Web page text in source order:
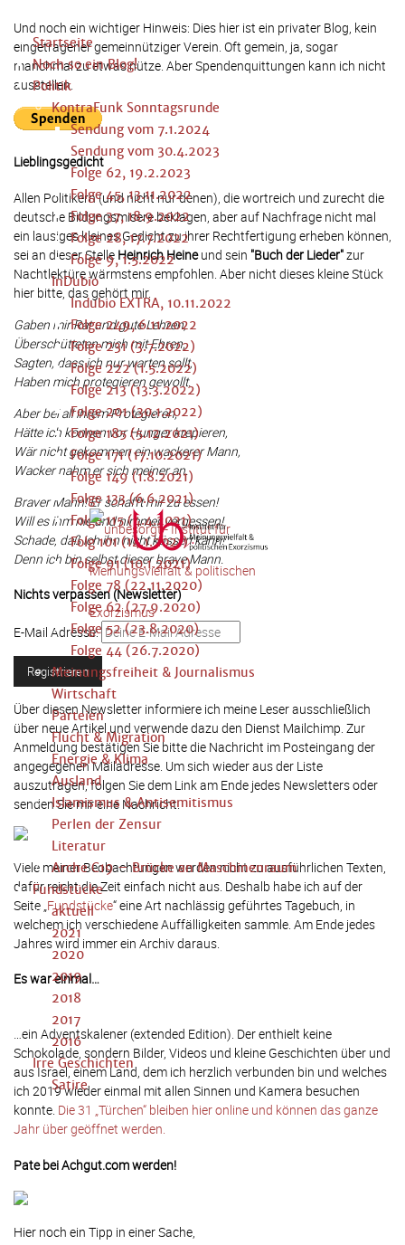
Startseite
Noch so ein Blog!
Politik
KontraFunk Sonntagsrunde
Sendung vom 7.1.2024
Sendung vom 30.4.2023
Folge 62, 19.2.2023
Folge 45, 13.11.2022
Folge 37, 18.9.2022
Folge 28, 17.7.2022
Folge 9, 1.5.2022
InDubio
Indubio EXTRA, 10.11.2022
Folge 249, 6.11.2022
Folge 231 (3.7.2022)
Folge 222 (1.5.2022)
Folge 213 (13.3.2022)
Folge 201 (30.1.2022)
Folge 185 (5.12.2021)
Folge 171 (17.10.2021)
Folge 149 (1.8.2021)
Folge 133 (6.6.2021)
Folge 115 (4.4.2021)
Folg 101 (14.1.2021)
Folge 91 (10.1.2021)
Folge 78 (22.11.2020)
Folge 62 (27.9.2020)
Folge 52 (23.8.2020)
Folge 44 (26.7.2020)
Meinungsfreiheit & Journalismus
Wirtschaft
Parteien
Flucht & Migration
Energie & Klima
Ausland
Islamismus & Antisemitismus
Perlen der Zensur
Literatur
Arche C19 – Brücke an Maschinenraum
Fundstücke
aktuell
2021
2020
2019
2018
2017
2016
Irre Geschichten
Satire
Und noch ein wichtiger Hinweis: Dies hier ist ein privater Blog, kein
eingetragener gemeinnütziger Verein. Oft gemein, ja, sogar
manchmal zu etwas nütze. Aber Spendenquittungen kann ich nicht
ausstellen.
Lieblingsgedicht
Allen Politikern (und nicht nur denen), die wortreich und zurecht die
deutsche Bildungsmisere beklagen, aber auf Nachfrage nicht mal
ein lausiges kleines Gedicht zu ihrer Rechtfertigung erheben können,
sei an dieser Stelle Heinrich Heineund sein "Buch der Lieder"zur
Nachtlektüre wärmstens empfohlen. Aber nicht dieses kleine Stück
hier bitte, das gehört mir.
Gaben mir Rat und gute Lehren,
Überschütteten mich mit Ehren,
Sagten, dass ich nur warten sollt,
Haben mich protegieren gewollt.
Aber bei all ihrem Protegieren,
Hätte ich können vor Hunger krepieren,
Wär nicht gekommen ein wackerer Mann,
Wacker nahm er sich meiner an.
Braver Mann! Er schafft mir zu essen!
Will es ihm nie und nimmer vergessen!
Schade, daß ich ihn nicht küssen kann!
Denn ich bin selbst dieser brave Mann.
Nichts verpassen (Newsletter)
E-Mail Adresse:
Über diesen Newsletter informiere ich meine Leser ausschließlich
über neue Artikel und verwende dazu den Dienst Mailchimp. Zur
Anmeldung bestätigen Sie bitte die Nachricht im Posteingang der
angegegenen Mailadresse. Um sich wieder aus der Liste
auszutragen, folgen Sie dem Link am Ende jedes Newsletters oder
senden Sie mir eine Nachricht.
Viele meiner Beobachtungen werden nicht zu ausführlichen Texten,
dafür reicht die Zeit einfach nicht aus. Deshalb habe ich auf der
Seite „Fundstücke“ eine Art nachlässig geführtes Tagebuch, in
welchem ich verschiedene Auffälligkeiten sammle. Am Ende jedes
Jahres wird immer ein Archiv daraus.
Es war einmal…
…ein Adventskalener (extended Edition). Der enthielt keine
Schokolade, sondern Bilder, Videos und kleine Geschichten über und
aus Israel, einem Land, dem ich herzlich verbunden bin und welches
ich 2019 wieder einmal mit allen Sinnen und Kamera besuchen
konnte. Die 31 „Türchen“ bleiben hier online und können das ganze
Jahr über geöffnet werden.
Pate bei Achgut.com werden!
Hier noch ein Tipp in einer Sache,